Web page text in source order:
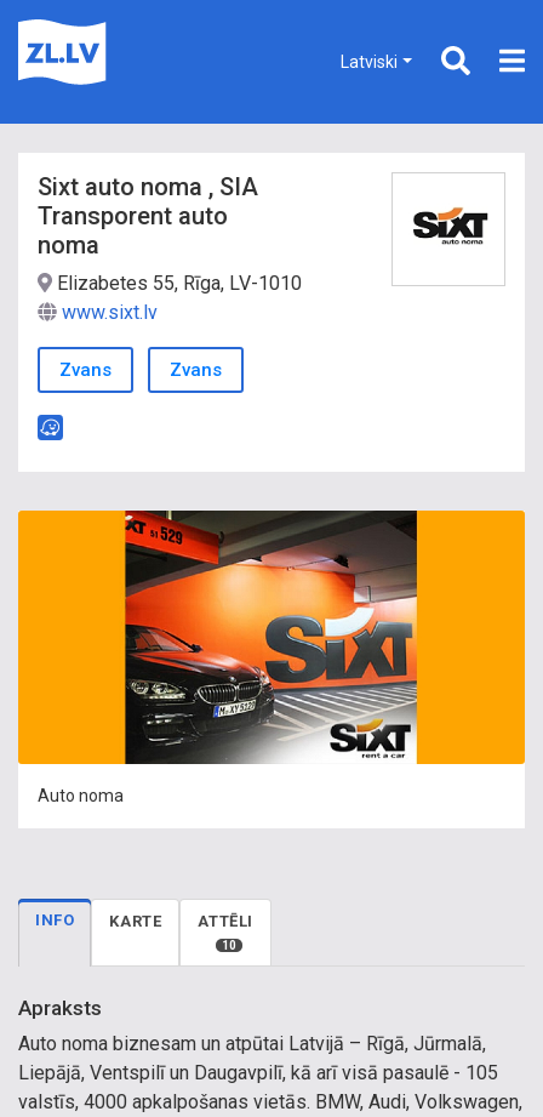
Latviski
Sixt auto noma , SIA
Transporent auto
noma
Elizabetes 55, Rīga, LV-1010
www.sixt.lv
Zvans Zvans
Auto noma
INFO KARTE ATTĒLI
10
Apraksts
Auto noma biznesam un atpūtai Latvijā – Rīgā, Jūrmalā,
Liepājā, Ventspilī un Daugavpilī, kā arī visā pasaulē - 105
valstīs, 4000 apkalpošanas vietās. BMW, Audi, Volkswagen,